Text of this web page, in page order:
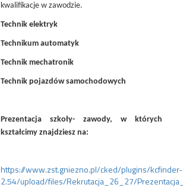
kwalifikacje w zawodzie.
Technik elektryk
Technikum automatyk
Technik mechatronik
Technik pojazdów samochodowych
Prezentacja szkoły- zawody, w których
kształcimy znajdziesz na:
https://www.zst.gniezno.pl/cked/plugins/kcfinder-
2.54/upload/files/Rekrutacja_26_27/